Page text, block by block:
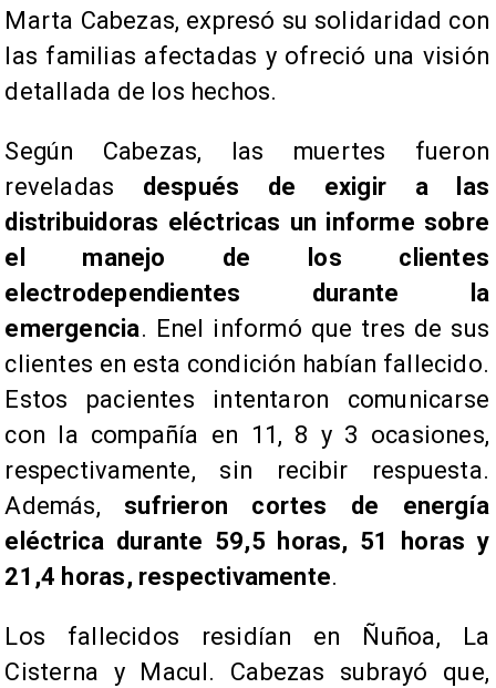
Marta Cabezas, expresó su solidaridad con
las familias afectadas y ofreció una visión
detallada de los hechos.
Según Cabezas, las muertes fueron
reveladas después de exigir a las
distribuidoras eléctricas un informe sobre
el manejo de los clientes
electrodependientes durante la
emergencia. Enel informó que tres de sus
clientes en esta condición habían fallecido.
Estos pacientes intentaron comunicarse
con la compañía en 11, 8 y 3 ocasiones,
respectivamente, sin recibir respuesta.
Además, sufrieron cortes de energía
eléctrica durante 59,5 horas, 51 horas y
21,4 horas, respectivamente.
Los fallecidos residían en Ñuñoa, La
Cisterna y Macul. Cabezas subrayó que,